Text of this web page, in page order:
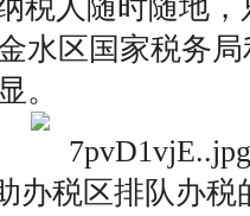
税人随时随地
水区国家税务
。
办税区排队办税